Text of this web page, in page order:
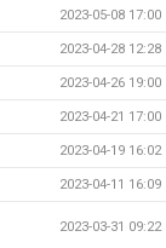
2023-05-08 17:00
2023-04-28 12:28
2023-04-26 19:00
2023-04-21 17:00
2023-04-19 16:02
2023-04-11 16:09
2023-03-31 09:22